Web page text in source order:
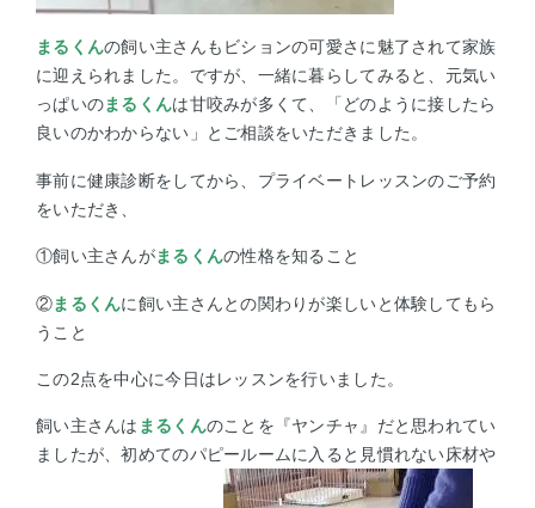
まるくんの飼い主さんもビションの可愛さに魅了されて家族
に迎えられました。ですが、一緒に暮らしてみると、元気い
っぱいのまるくんは甘咬みが多くて、「どのように接したら
良いのかわからない」とご相談をいただきました。
事前に健康診断をしてから、プライベートレッスンのご予約
をいただき、
①飼い主さんがまるくんの性格を知ること
②まるくんに飼い主さんとの関わりが楽しいと体験してもら
うこと
この2点を中心に今日はレッスンを行いました。
飼い主さんは まるくんのことを『ヤンチャ』だと思われてい
ましたが、初めてのパピールームに入ると見慣れない床材や